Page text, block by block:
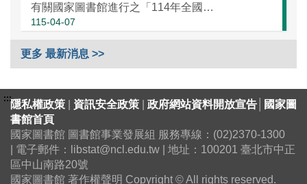
有關國家圖書館進行之「114年全國圖書館統計」調查，涵蓋全國大專校院圖書館、國民小學圖書館、國民中學圖書館、高級中等學校暨特殊教育學校圖書館，以及專門圖書館，藉由相關統計數據之蒐集，將有助瞭解我國各類...
115-04-07
更多 最新消息 >>
:::隱私權政策 資訊安全政策 政府網站資料開放宣告
國家圖
書館首頁
國家圖書館 圖書館事業發展組 服務專線：(02)2370-1300
| 電子郵件：libstat@ncl.edu.tw | 地址：100201 臺北市中正
區中山南路20號
國家圖書館 著作權聲明 Copyright © All rights reserved.